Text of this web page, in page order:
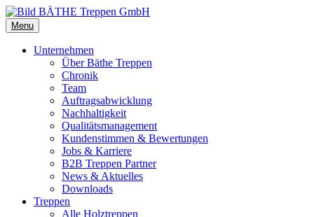
Menu
Unternehmen
Über Bäthe Treppen
Chronik
Team
Auftragsabwicklung
Nachhaltigkeit
Qualitätsmanagement
Kundenstimmen & Bewertungen
Jobs & Karriere
B2B Treppen Partner
News & Aktuelles
Downloads
Treppen
Alle Holztreppen